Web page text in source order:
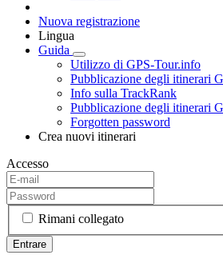
Nuova registrazione
Lingua
Guida
Utilizzo di GPS-Tour.info
Pubblicazione degli itinerari
Info sulla TrackRank
Pubblicazione degli itinerari
Forgotten password
Crea nuovi itinerari
Accesso
Rimani collegato